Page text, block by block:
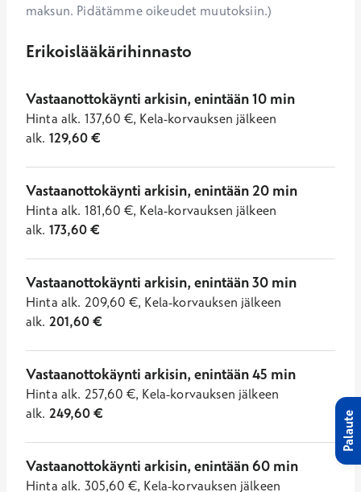
maksun. Pidätämme oikeudet muutoksiin.)
Erikoislääkärihinnasto
Vastaanottokäynti arkisin, enintään 10 min
Hinta alk. 137,60 €, Kela-korvauksen jälkeen
alk. 129,60€
Vastaanottokäynti arkisin, enintään 20 min
Hinta alk. 181,60 €, Kela-korvauksen jälkeen
alk. 173,60€
Vastaanottokäynti arkisin, enintään 30 min
Hinta alk. 209,60 €, Kela-korvauksen jälkeen
alk. 201,60€
Vastaanottokäynti arkisin, enintään 45 min
Hinta alk. 257,60 €, Kela-korvauksen jälkeen
alk. 249,60€
Vastaanottokäynti arkisin, enintään 60 min
Hinta alk. 305,60 €, Kela-korvauksen jälkeen
Palaute